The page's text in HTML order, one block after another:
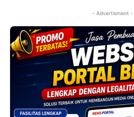
- Advertisment -